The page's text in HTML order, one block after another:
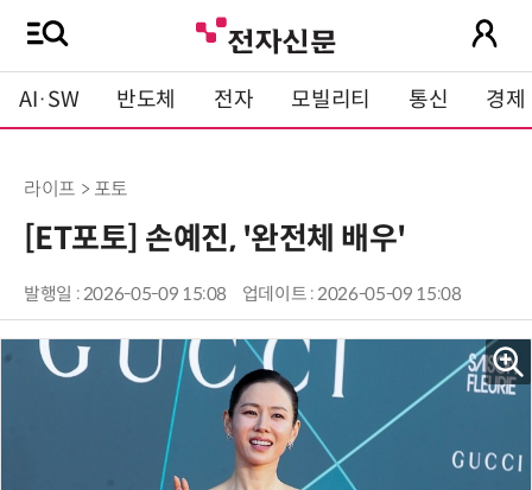
AI·SW 반도체 전자 모빌리티 통신 경제
라이프 > 포토
[ET포토] 손예진, '완전체 배우'
발행일 : 2026-05-09 15:08 업데이트 : 2026-05-09 15:08